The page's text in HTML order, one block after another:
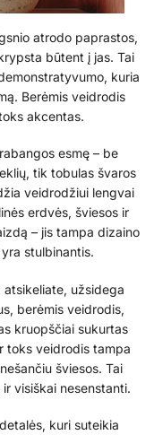
atrodo paprastos,
būtent į jas. Tai
kuria
Berėmis veidrodis
akcentas.
esmę – be
tik tobulas švaros
veidrodžiui lengvai
erdvės, šviesos ir
– jis tampa dizaino
stulbinantis.
užsidega
berėmis veidrodis,
kruopščiai sukurtas
toks veidrodis tampa
šviesos. Tai
visiškai nesenstanti.
kuri suteikia